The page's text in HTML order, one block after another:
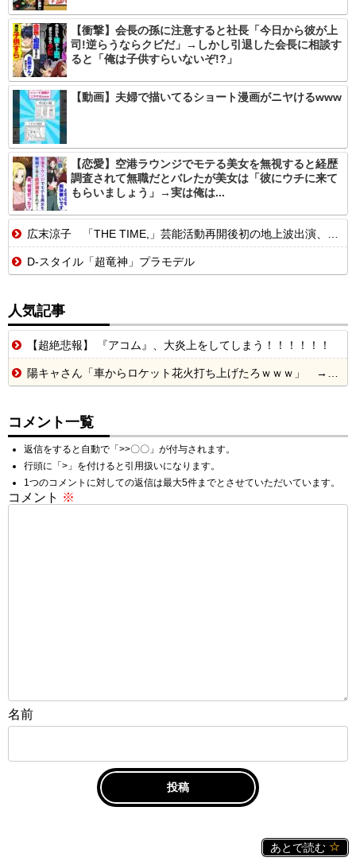
【衝撃】会長の孫に注意すると社長「今日から彼が上
司!逆らうならクビだ」→しかし引退した会長に相談す
ると「俺は子供すらいないぞ!?」
【動画】夫婦で描いてるショート漫画がニヤけるwww
【恋愛】空港ラウンジでモテる美女を無視すると経歴
調査されて無職だとバレたが美女は「彼にウチに来て
もらいましょう」→実は俺は...
広末涼子 「THE TIME,」芸能活動再開後初の地上波出演、復帰へ思いを告白「自分の弱い部分だったり…」
D-スタイル「超竜神」プラモデル
人気記事
【超絶悲報】 『アコム』、大炎上をしてしまう！！！！！！
陽キャさん「車からロケット花火打ち上げたろｗｗｗ」 → サンルーフが閉まっていて無事車内に発射
コメント一覧
返信をすると自動で「>>〇〇」が付与されます。
行頭に「>」を付けると引用扱いになります。
1つのコメントに対しての返信は最大5件までとさせていただいています。
コメント ※
名前
あとで読む